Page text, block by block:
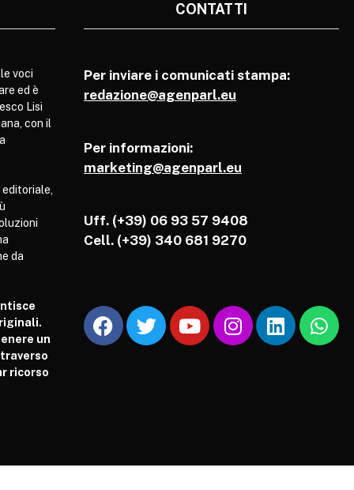
voci
ed è
Lisi
con il
da
un
ricorso
CONTATTI
Per inviare i comunicati stampa:
redazione@agenparl.eu
Per informazioni:
marketing@agenparl.eu
Uff. (+39) 06 93 57 9408
Cell. (+39) 340 681 9270